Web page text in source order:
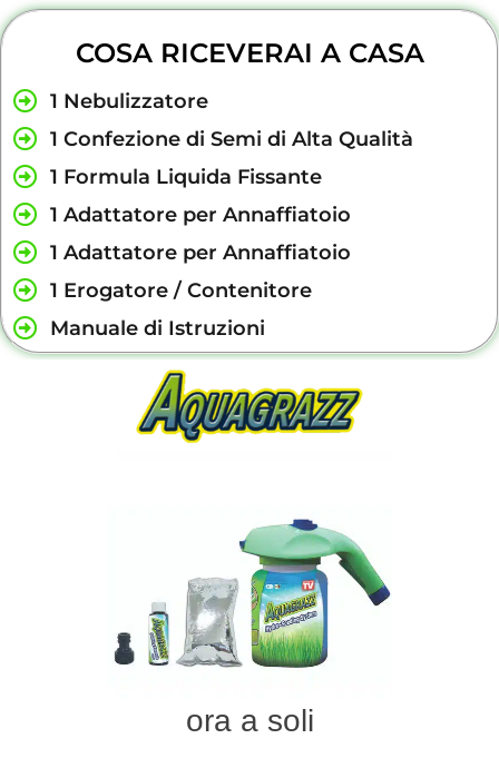
COSA RICEVERAI A CASA
1 Nebulizzatore
1 Confezione di Semi di Alta Qualità
1 Formula Liquida Fissante
1 Adattatore per Annaffiatoio
1 Adattatore per Annaffiatoio
1 Erogatore / Contenitore
Manuale di Istruzioni
ora a soli